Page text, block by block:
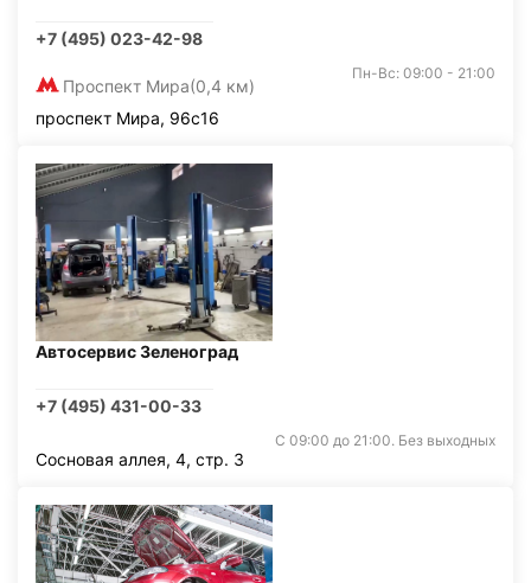
+7 (495) 023-42-98
Проспект Мира(0,4 км)
Пн-Вс: 09:00 - 21:00
проспект Мира, 96с16
Автосервис Зеленоград
+7 (495) 431-00-33
С 09:00 до 21:00. Без выходных
Сосновая аллея, 4, стр. 3